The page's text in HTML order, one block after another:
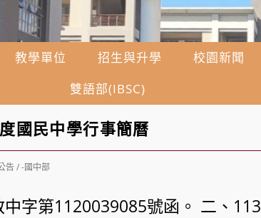
教學單位 招生與升學 校園新聞
雙語部(IBSC)
國民中學行事簡曆
告 / -國中部
字第1120039085號函。 二、